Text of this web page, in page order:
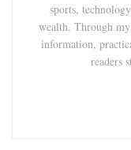
sports,
wealth. Through
information,
readers